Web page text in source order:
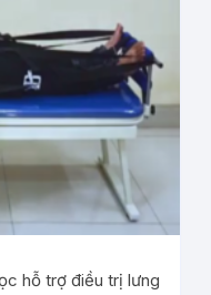
hỗ trợ điều trị lưng